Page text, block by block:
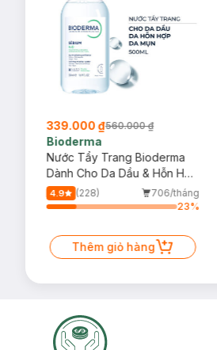
339.000 ₫560.000 ₫
Bioderma
Nước Tẩy Trang Bioderma
Dành Cho Da Dầu & Hỗn Hợp
500ml
4.9 (228)
706/tháng
23%
Thêm giỏ hàng